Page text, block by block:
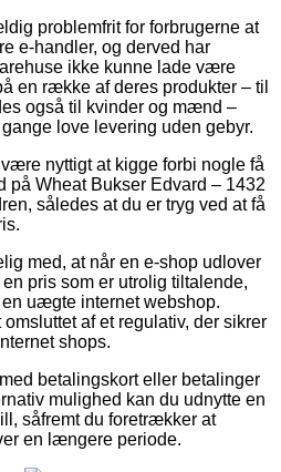
problemfrit for forbrugerne at
e-handler, og derved har
ikke kunne lade være
en række af deres produkter – til
også til kvinder og mænd –
love levering uden gebyr.
nyttigt at kigge forbi nogle få
på Wheat Bukser Edvard – 1432
således at du er tryg ved at få
med, at når en e-shop udlover
pris som er utrolig tiltalende,
uægte internet webshop.
af et regulativ, der sikrer
shops.
betalingskort eller betalinger
mulighed kan du udnytte en
såfremt du foretrækker at
en længere periode.